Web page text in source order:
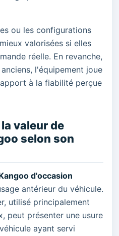
ou les configurations
valorisées si elles
réelle. En revanche,
l'équipement joue
à la fiabilité perçue
valeur de
selon son
d'occasion
antérieur du véhicule.
utilisé principalement
peut présenter une usure
ayant servi